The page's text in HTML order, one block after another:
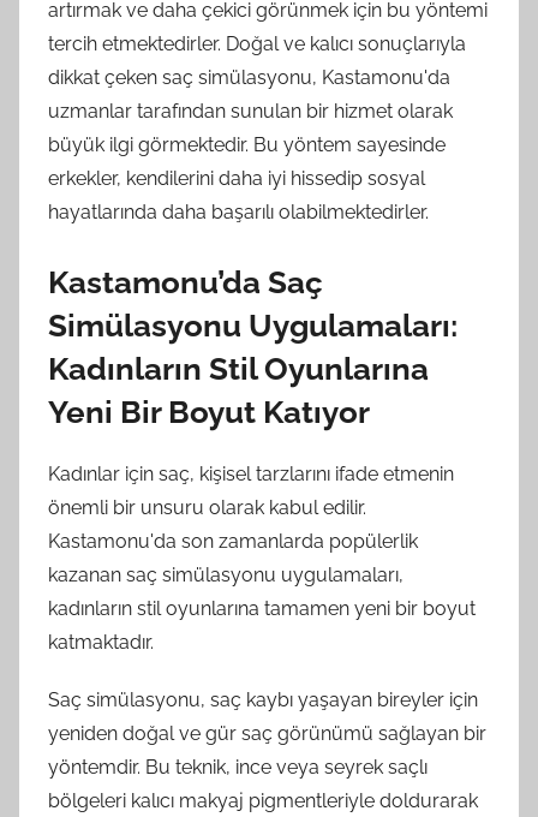
artırmak ve daha çekici görünmek için bu yöntemi
tercih etmektedirler. Doğal ve kalıcı sonuçlarıyla
dikkat çeken saç simülasyonu, Kastamonu'da
uzmanlar tarafından sunulan bir hizmet olarak
büyük ilgi görmektedir. Bu yöntem sayesinde
erkekler, kendilerini daha iyi hissedip sosyal
hayatlarında daha başarılı olabilmektedirler.
Kastamonu’da Saç
Simülasyonu Uygulamaları:
Kadınların Stil Oyunlarına
Yeni Bir Boyut Katıyor
Kadınlar için saç, kişisel tarzlarını ifade etmenin
önemli bir unsuru olarak kabul edilir.
Kastamonu'da son zamanlarda popülerlik
kazanan saç simülasyonu uygulamaları,
kadınların stil oyunlarına tamamen yeni bir boyut
katmaktadır.
Saç simülasyonu, saç kaybı yaşayan bireyler için
yeniden doğal ve gür saç görünümü sağlayan bir
yöntemdir. Bu teknik, ince veya seyrek saçlı
bölgeleri kalıcı makyaj pigmentleriyle doldurarak